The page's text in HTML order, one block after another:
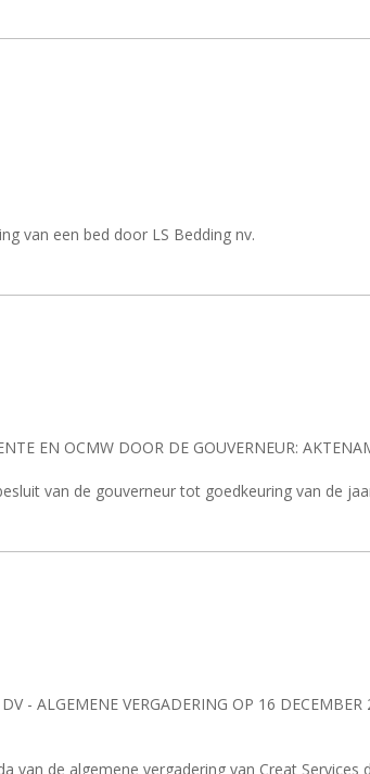
van een bed door LS Bedding nv.
EN OCMW DOOR DE GOUVERNEUR:
van de gouverneur tot goedkeuring van de
- ALGEMENE VERGADERING OP 16
van de algemene vergadering van Creat Services